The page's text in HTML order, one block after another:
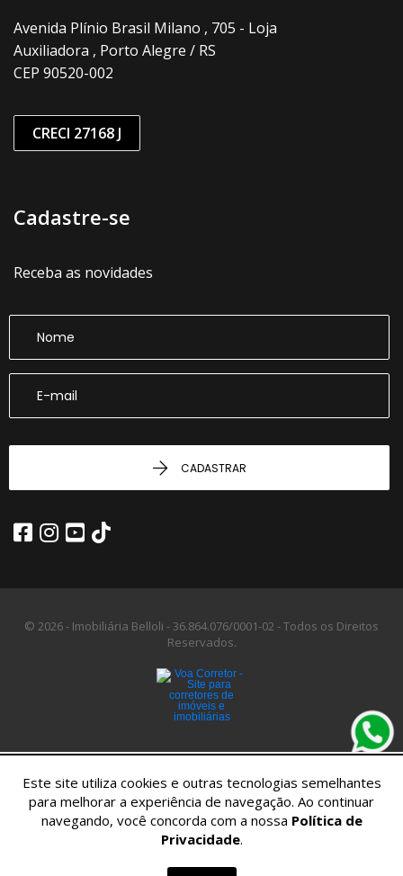
Avenida Plínio Brasil Milano , 705 - Loja
Auxiliadora , Porto Alegre / RS
CEP 90520-002
CRECI 27168 J
Cadastre-se
Receba as novidades
CADASTRAR
© 2026 - Imobiliária Belloli -36.864.076/0001-02 -Todos os Direitos
Reservados.
Este site utiliza cookies e outras tecnologias semelhantes
para melhorar a experiência de navegação. Ao continuar
navegando, você concorda com a nossa Política de
Privacidade.